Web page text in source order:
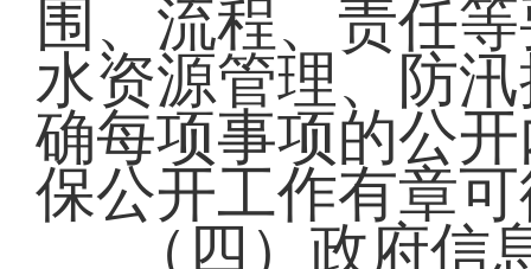
围、流程、责任
水资源管理、防
确每项事项的公
保公开工作有章
（四）政府